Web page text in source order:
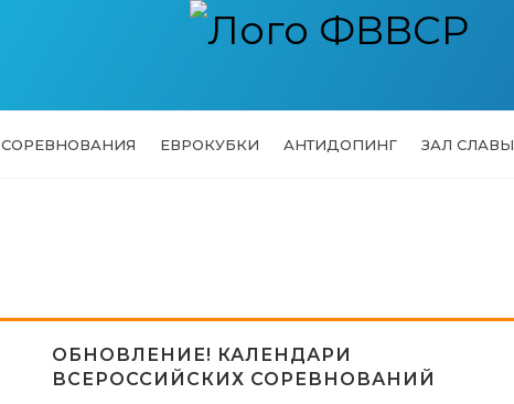
СОРЕВНОВАНИЯ ЕВРОКУБКИ АНТИДОПИНГ ЗАЛ СЛАВЫ
ОБНОВЛЕНИЕ! КАЛЕНДАРИ
ВСЕРОССИЙСКИХ СОРЕВНОВАНИЙ